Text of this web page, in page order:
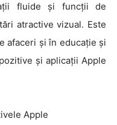
fluide și funcții de
atractive vizual. Este
afaceri și în educație și
și aplicații Apple
Apple